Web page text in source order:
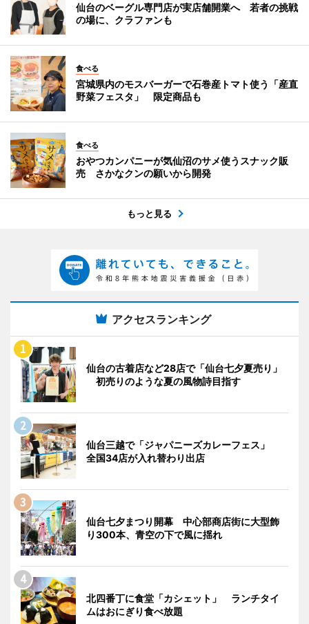
仙台のベーグル専門店が実店舗開業へ 若者の挑戦
の場に、クラファンも
食べる
宮城県内のモスバーガーで石巻産トマト使う「産直
野菜フェスタ」 限定商品も
食べる
おやつカンパニーが気仙沼のサメ使うスナック販
売 さかなクンの願いから開発
もっと見る
アクセスランキング
仙台の古着店など28店で「仙台七夕夏売り」
初売りのような夏の風物詩目指す
仙台三越で「ジャパニーズカレーフェス」
全国34店が入れ替わり出店
仙台七夕まつり開幕 中心部商店街に大型飾
り300本、青空の下で風に揺れ
北四番丁に食堂「カシェット」 ランチタイ
ムはおにぎり食べ放題